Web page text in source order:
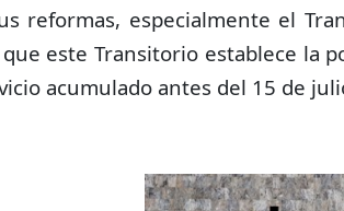
reformas, especialmente el
este Transitorio establece la
acumulado antes del 15 de